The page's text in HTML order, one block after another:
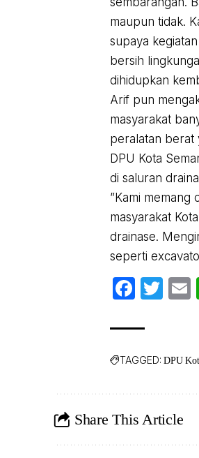
maupun tidak.
supaya
bersih
dihidupkan
Arif pun
masyarakat
peralatan berat
DPU Kota
di saluran
”Kami
masyarakat
drainase.
seperti
TAGGED: DPU
Share This Article